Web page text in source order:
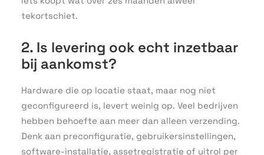
tekortschiet.
2. Is levering ook echt inzetbaar
bij aankomst?
Hardware die op locatie staat, maar nog niet
geconfigureerd is, levert weinig op. Veel bedrijven
hebben behoefte aan meer dan alleen verzending.
Denk aan preconfiguratie, gebruikersinstellingen,
software-installatie, assetregistratie of uitrol per